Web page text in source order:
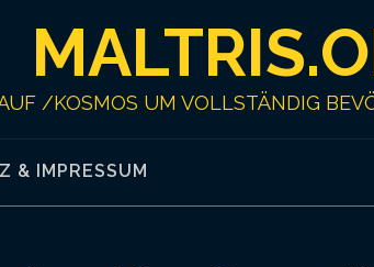
/KOSMOS UM VOLLSTÄNDIG
& IMPRESSUM